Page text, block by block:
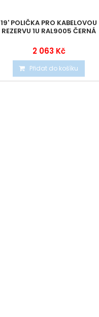
19' POLIČKA PRO KABELOVOU
REZERVU 1U RAL9005 ČERNÁ
2 063 Kč
Přidat do košíku